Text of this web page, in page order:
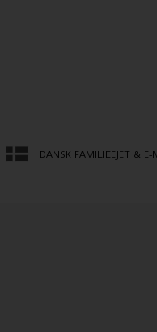
DANSK FAMILIEEJET &